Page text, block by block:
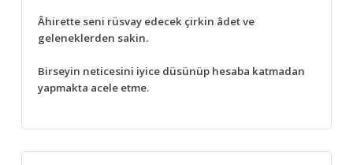
Âhirette seni rüsvay edecek çirkin âdet ve
geleneklerden sakin.
Birseyin neticesini iyice düsünüp hesaba katmadan
yapmakta acele etme.